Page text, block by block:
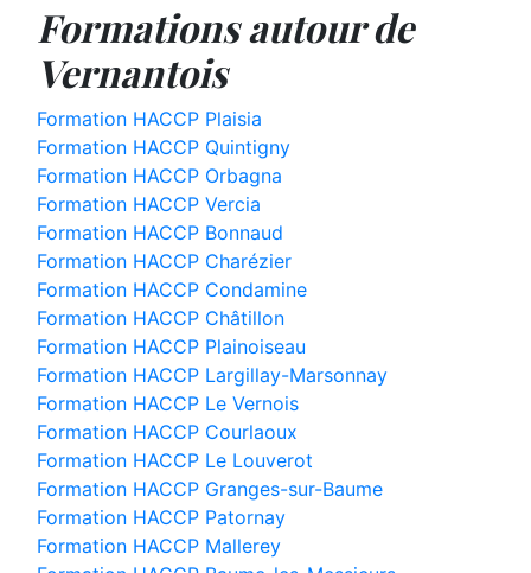
Formations autour de
Vernantois
Formation HACCP Plaisia
Formation HACCP Quintigny
Formation HACCP Orbagna
Formation HACCP Vercia
Formation HACCP Bonnaud
Formation HACCP Charézier
Formation HACCP Condamine
Formation HACCP Châtillon
Formation HACCP Plainoiseau
Formation HACCP Largillay-Marsonnay
Formation HACCP Le Vernois
Formation HACCP Courlaoux
Formation HACCP Le Louverot
Formation HACCP Granges-sur-Baume
Formation HACCP Patornay
Formation HACCP Mallerey